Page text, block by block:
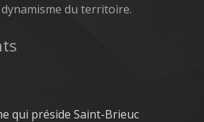
du territoire.
qui préside Saint-Brieuc